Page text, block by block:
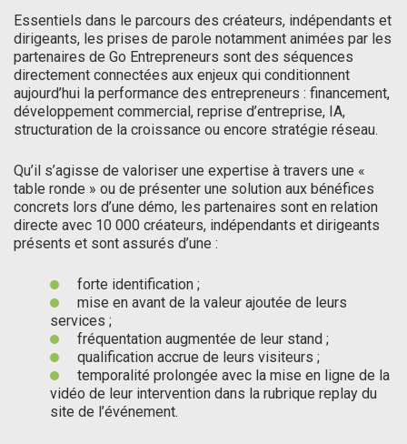
Essentiels dans le parcours des créateurs, indépendants et
dirigeants, les prises de parole notamment animées par les
partenaires de Go Entrepreneurs sont des séquences
directement connectées aux enjeux qui conditionnent
aujourd’hui la performance des entrepreneurs : financement,
développement commercial, reprise d’entreprise, IA,
structuration de la croissance ou encore stratégie réseau.
Qu’il s’agisse de valoriser une expertise à travers une «
table ronde » ou de présenter une solution aux bénéfices
concrets lors d’une démo, les partenaires sont en relation
directe avec 10 000 créateurs, indépendants et dirigeants
présents et sont assurés d’une :
forte identification ;
mise en avant de la valeur ajoutée de leurs
services ;
fréquentation augmentée de leur stand ;
qualification accrue de leurs visiteurs ;
temporalité prolongée avec la mise en ligne de la
vidéo de leur intervention dans la rubrique replay du
site de l’événement.